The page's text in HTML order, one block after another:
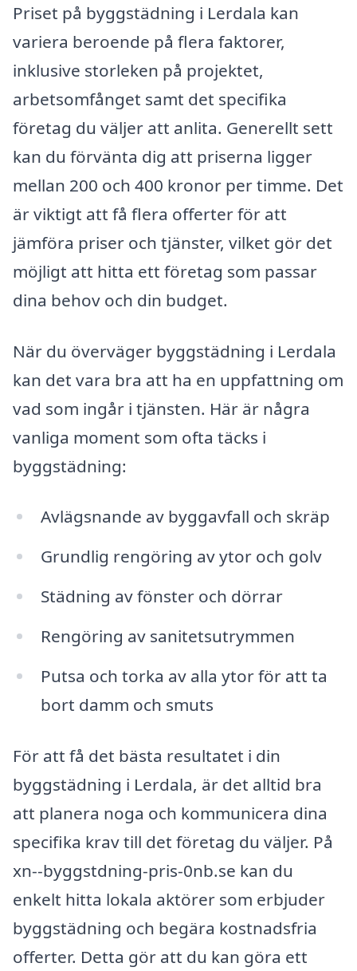
Priset på byggstädning i Lerdala kan
variera beroende på flera faktorer,
inklusive storleken på projektet,
arbetsomfånget samt det specifika
företag du väljer att anlita. Generellt sett
kan du förvänta dig att priserna ligger
mellan 200 och 400 kronor per timme. Det
är viktigt att få flera offerter för att
jämföra priser och tjänster, vilket gör det
möjligt att hitta ett företag som passar
dina behov och din budget.
När du överväger byggstädning i Lerdala
kan det vara bra att ha en uppfattning om
vad som ingår i tjänsten. Här är några
vanliga moment som ofta täcks i
byggstädning:
Avlägsnande av byggavfall och skräp
Grundlig rengöring av ytor och golv
Städning av fönster och dörrar
Rengöring av sanitetsutrymmen
Putsa och torka av alla ytor för att ta
bort damm och smuts
För att få det bästa resultatet i din
byggstädning i Lerdala, är det alltid bra
att planera noga och kommunicera dina
specifika krav till det företag du väljer. På
xn--byggstdning-pris-0nb.se kan du
enkelt hitta lokala aktörer som erbjuder
byggstädning och begära kostnadsfria
offerter. Detta gör att du kan göra ett